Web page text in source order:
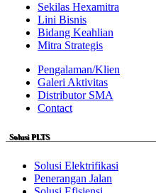
Sekilas Hexamitra
Lini Bisnis
Bidang Keahlian
Mitra Strategis
Pengalaman/Klien
Galeri Aktivitas
Distributor SMA
Contact
Solusi PLTS
Solusi Elektrifikasi
Penerangan Jalan